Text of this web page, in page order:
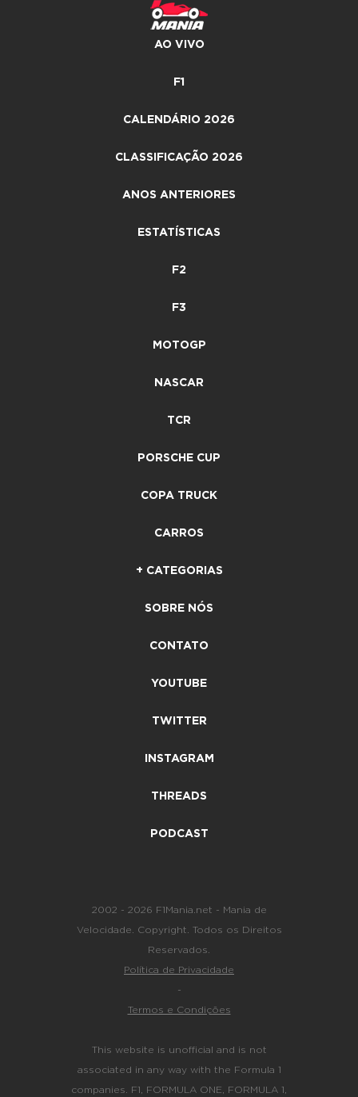
AO VIVO
F1
CALENDÁRIO 2026
CLASSIFICAÇÃO 2026
ANOS ANTERIORES
ESTATÍSTICAS
F2
F3
MOTOGP
NASCAR
TCR
PORSCHE CUP
COPA TRUCK
CARROS
+ CATEGORIAS
SOBRE NÓS
CONTATO
YOUTUBE
TWITTER
INSTAGRAM
THREADS
PODCAST
2002 - 2026 F1Mania.net - Mania de
Velocidade. Copyright. Todos os Direitos
Reservados.
Política de Privacidade
-
Termos e Condições
This website is unofficial and is not
associated in any way with the Formula 1
companies. F1, FORMULA ONE, FORMULA 1,